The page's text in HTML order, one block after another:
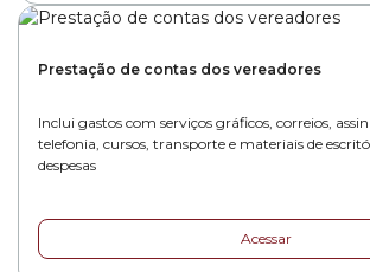
Prestação de contas dos vereadores
Inclui gastos com serviços gráficos, correios,
telefonia, cursos, transporte e materiais de
despesas
Acessar